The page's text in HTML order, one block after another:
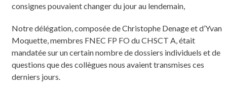
consignes pouvaient changer du jour au lendemain,
Notre délégation, composée de Christophe Denage et d’Yvan
Moquette, membres FNEC FP FO du CHSCT A, était
mandatée sur un certain nombre de dossiers individuels et de
questions que des collègues nous avaient transmises ces
derniers jours.